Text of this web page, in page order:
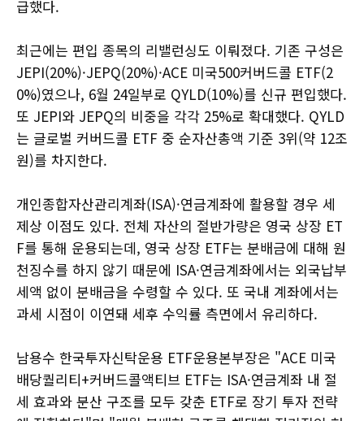
급했다.
최근에는 편입 종목의 리밸런싱도 이뤄졌다. 기존 구성은
JEPI(20%)·JEPQ(20%)·ACE 미국500커버드콜 ETF(2
0%)였으나, 6월 24일부로 QYLD(10%)를 신규 편입했다.
또 JEPI와 JEPQ의 비중을 각각 25%로 확대했다. QYLD
는 글로벌 커버드콜 ETF 중 순자산총액 기준 3위(약 12조
원)를 차지한다.
개인종합자산관리계좌(ISA)·연금계좌에 활용할 경우 세
제상 이점도 있다. 전체 자산의 절반가량은 영국 상장 ET
F를 통해 운용되는데, 영국 상장 ETF는 분배금에 대해 원
천징수를 하지 않기 때문에 ISA·연금계좌에서는 외국납부
세액 없이 분배금을 수령할 수 있다. 또 국내 계좌에서는
과세 시점이 이연돼 세후 수익률 측면에서 유리하다.
남용수 한국투자신탁운용 ETF운용본부장은 "ACE 미국
배당퀄리티+커버드콜액티브 ETF는 ISA·연금계좌 내 절
세 효과와 분산 구조를 모두 갖춘 ETF로 장기 투자 전략